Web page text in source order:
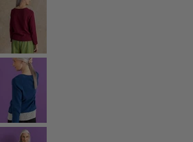
Décoration bohème
Décoration scandinave
Décoration cosy